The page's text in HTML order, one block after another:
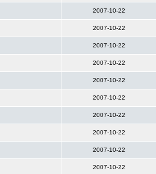
2007-10-22
2007-10-22
2007-10-22
2007-10-22
2007-10-22
2007-10-22
2007-10-22
2007-10-22
2007-10-22
2007-10-22